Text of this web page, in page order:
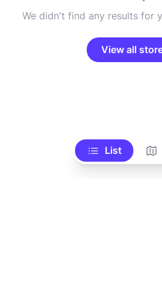
We didn't find any results for
View all
List